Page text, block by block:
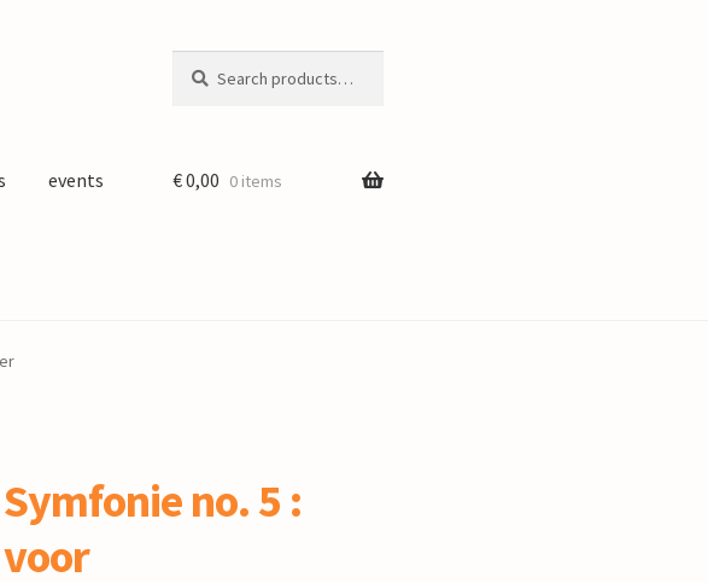
for:
events €0,00 0 items
Symfonie no. 5 :
voor